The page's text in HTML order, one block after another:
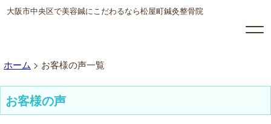
大阪市中央区で美容鍼にこだわるなら松屋町鍼灸整骨院
ホーム > お客様の声一覧
お客様の声